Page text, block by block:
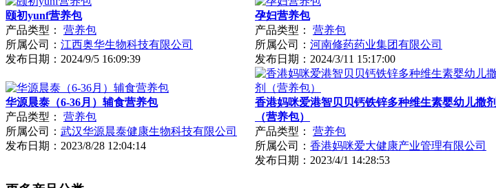
颐初yunf营养包
产品类型：
营养包
所属公司： 江西奥华生物科技有限公司
发布日期： 2024/9/5 16:09:39
孕妇营养包
产品类型：
营养包
所属公司： 河南修药药业集团有限公司
发布日期： 2024/3/11 15:17:00
华源晨泰（6-36月）辅食营养包
产品类型：
营养包
所属公司： 武汉华源晨泰健康生物科技有限公司
发布日期： 2023/8/28 12:04:14
香港妈咪爱港智贝贝钙铁锌多种维生素婴幼儿撒剂
（营养包）
产品类型：
营养包
所属公司： 香港妈咪爱大健康产业管理有限公司
发布日期： 2023/4/1 14:28:53